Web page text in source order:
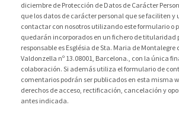
diciembre de Protección de Datos de Carácter
que los datos de carácter personal que se faciliten y
contactar con nosotros utilizando este formulario o
quedarán incorporados en un fichero de titularidad
responsable es Església de Sta. Maria de
Valdonzella nº 13.08001, Barcelona., con la única
colaboración. Si además utiliza el formulario de
comentarios podrán ser publicados en esta misma
derechos de acceso, rectificación, cancelación y
antes indicada.